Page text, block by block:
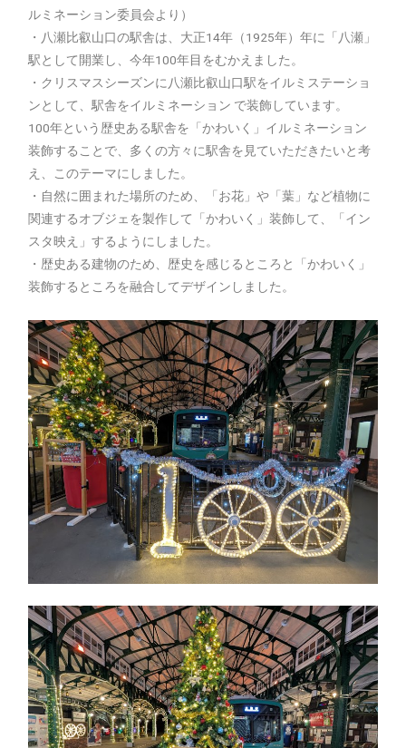
ルミネーション委員会より）
・八瀬比叡山口の駅舎は、大正14年（1925年）年に「八瀬」
駅として開業し、今年100年目をむかえました。
・クリスマスシーズンに八瀬比叡山口駅をイルミステーショ
ンとして、駅舎をイルミネーション で装飾しています。
100年という歴史ある駅舎を「かわいく」イルミネーション
装飾することで、多くの方々に駅舎を見ていただきたいと考
え、このテーマにしました。
・自然に囲まれた場所のため、「お花」や「葉」など植物に
関連するオブジェを製作して「かわいく」装飾して、「イン
スタ映え」するようにしました。
・歴史ある建物のため、歴史を感じるところと「かわいく」
装飾するところを融合してデザインしました。